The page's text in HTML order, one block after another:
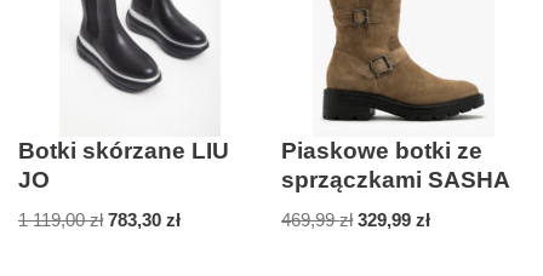
Botki skórzane LIU
JO
1 119,00zł 783,30 zł
Piaskowe botki ze
sprzączkami SASHA
469,99zł 329,99zł